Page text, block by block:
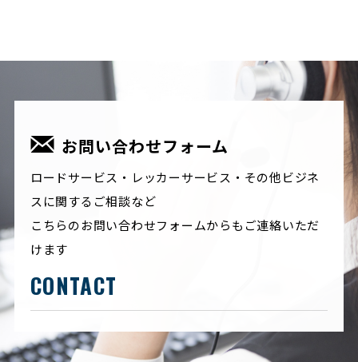
お問い合わせフォーム
ロードサービス・レッカーサービス・その他ビジネ
スに関するご相談など
こちらのお問い合わせフォームからもご連絡いただ
けます
CONTACT